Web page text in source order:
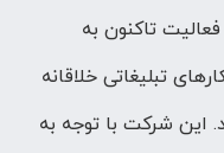
تاکنون به
تبلیغاتی خلاقانه
این شرکت با توجه به